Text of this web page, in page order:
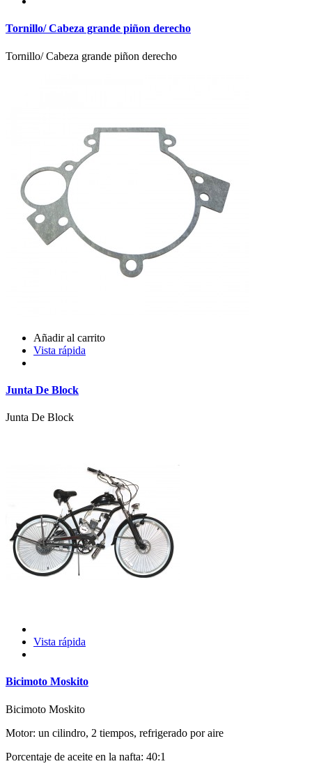
Tornillo/ Cabeza grande piñon derecho
Tornillo/ Cabeza grande piñon derecho
Añadir al carrito
Vista rápida
Junta De Block
Junta De Block
Vista rápida
Bicimoto Moskito
Bicimoto Moskito
Motor: un cilindro, 2 tiempos, refrigerado por aire
Porcentaje de aceite en la nafta: 40:1